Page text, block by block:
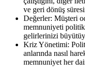
ve geri dönüş
Değerler: Müşteri
memnuniyeti
gelirlerinizi
Kriz Yönetimi:
anlarında nasıl
memnuniyet her